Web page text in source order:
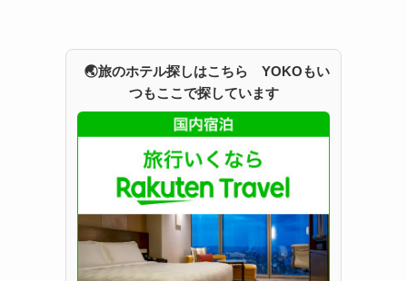
🌏旅のホテル探しはこちら YOKOもい
つもここで探しています